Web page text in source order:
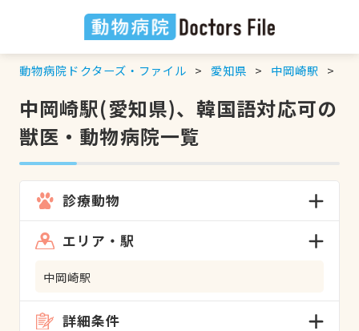
動物病院ドクターズ・ファイル 愛知県 中岡崎駅
中岡崎駅(愛知県)、韓国語対応可の
獣医・動物病院一覧
診療動物
エリア・駅
中岡崎駅
詳細条件